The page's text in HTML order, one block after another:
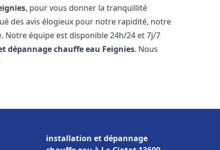
, pour vous donner la tranquillité
des avis élogieux pour notre rapidité, notre
équipe est disponible 24h/24 et 7j/7
dépannage chauffe eau Feignies. Nous
installation et dépannage